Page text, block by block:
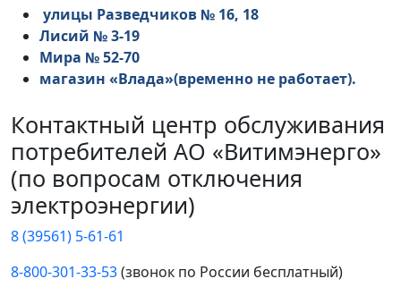
улицы Разведчиков № 16, 18
Лисий № 3-19
Мира № 52-70
магазин «Влада»(временно не работает).
Контактный центр обслуживания
потребителей АО «Витимэнерго»
(по вопросам отключения
электроэнергии)
8 (39561) 5-61-61
8-800-301-33-53(звонок по России бесплатный)